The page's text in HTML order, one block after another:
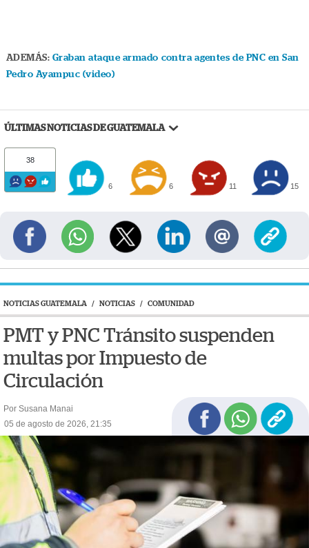
ADEMÁS: Graban ataque armado contra agentes de PNC en San
Pedro Ayampuc (video)
ÚLTIMAS NOTICIAS DE GUATEMALA
38
6 6 11 15
NOTICIAS GUATEMALA / NOTICIAS / COMUNIDAD
PMT y PNC Tránsito suspenden
multas por Impuesto de
Circulación
Por Susana Manai
05 de agosto de 2026, 21:35